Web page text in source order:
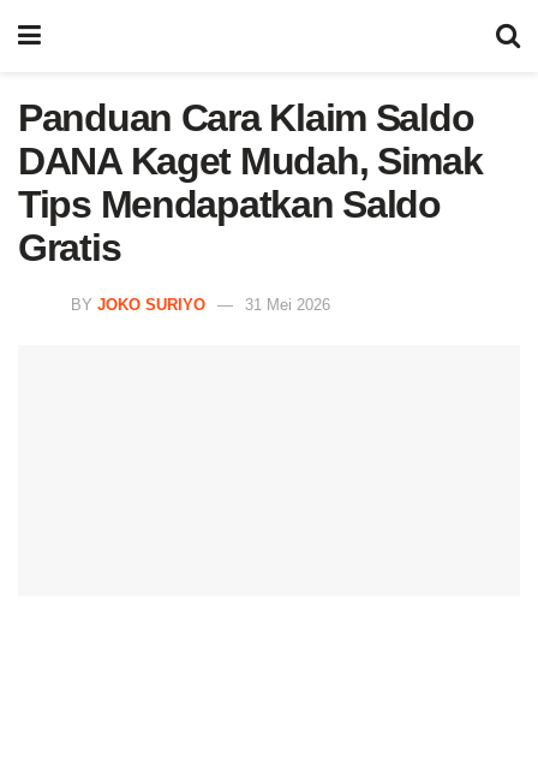
Panduan Cara Klaim Saldo
DANA Kaget Mudah, Simak
Tips Mendapatkan Saldo
Gratis
BY JOKO SURIYO 31 Mei 2026